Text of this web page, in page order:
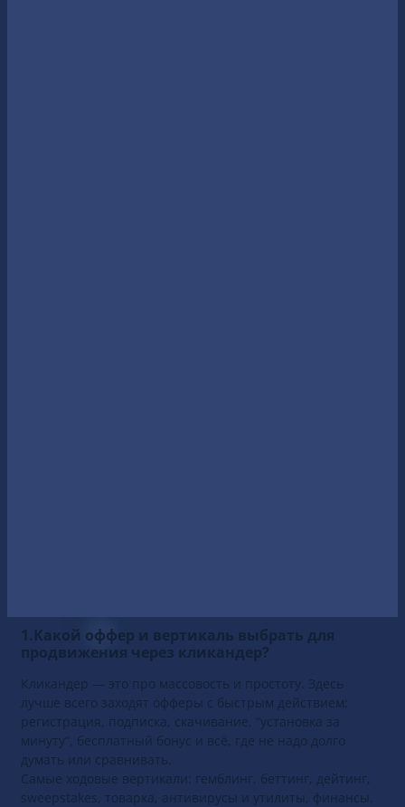
1.Какой оффер и вертикаль выбрать для
продвижения через кликандер?
Кликандер — это про массовость и простоту. Здесь
лучше всего заходят офферы с быстрым действием:
регистрация, подписка, скачивание, “установка за
минуту”, бесплатный бонус и всё, где не надо долго
думать или сравнивать.
Самые ходовые вертикали: гемблинг, беттинг, дейтинг,
sweepstakes, товарка, антивирусы и утилиты, финансы.